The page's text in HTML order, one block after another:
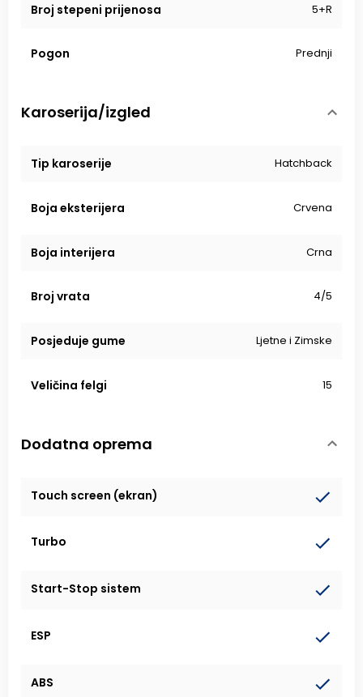
Broj stepeni prijenosa 5+R
Pogon Prednji
Karoserija/izgled
Tip karoserije Hatchback
Boja eksterijera Crvena
Boja interijera Crna
Broj vrata 4/5
Posjeduje gume Ljetne i Zimske
Veličina felgi 15
Dodatna oprema
Touch screen (ekran)
Turbo
Start-Stop sistem
ESP
ABS